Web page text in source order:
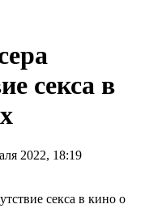
секса в
2022, 18:19